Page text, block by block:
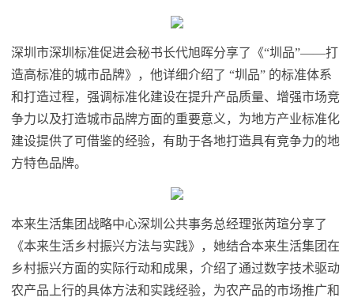
深圳市深圳标准促进会秘书长代旭晖分享了《“圳品”——打
造高标准的城市品牌》，他详细介绍了 “圳品” 的标准体系
和打造过程，强调标准化建设在提升产品质量、增强市场竞
争力以及打造城市品牌方面的重要意义，为地方产业标准化
建设提供了可借鉴的经验，有助于各地打造具有竞争力的地
方特色品牌。
本来生活集团战略中心深圳公共事务总经理张芮瑄分享了
《本来生活乡村振兴方法与实践》，她结合本来生活集团在
乡村振兴方面的实际行动和成果，介绍了通过数字技术驱动
农产品上行的具体方法和实践经验，为农产品的市场推广和